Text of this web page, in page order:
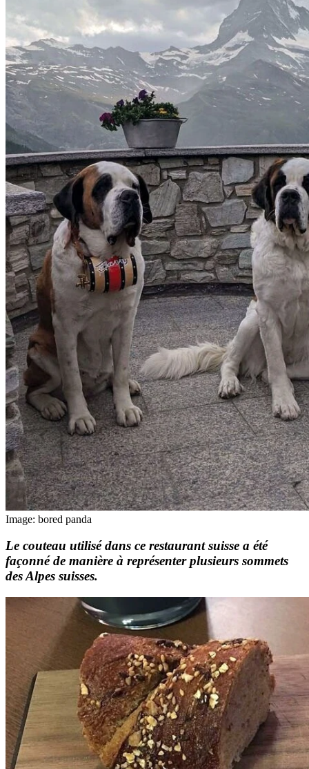
Image: bored panda
Le couteau utilisé dans ce restaurant suisse a été
façonné de manière à représenter plusieurs sommets
des Alpes suisses.